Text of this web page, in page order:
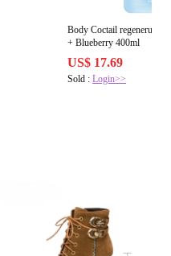
Body Coctail regenerujący
+ Blueberry 400ml
US$ 17.69
Sold :Login>>